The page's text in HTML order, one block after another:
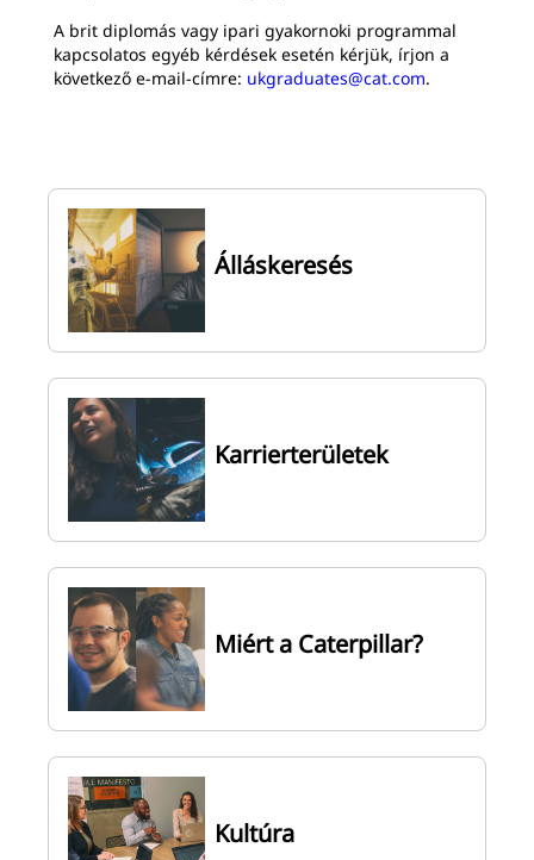
A brit diplomás vagy ipari gyakornoki programmal
kapcsolatos egyéb kérdések esetén kérjük, írjon a
következő e-mail-címre: ukgraduates@cat.com.
Álláskeresés
Karrierterületek
Miért a Caterpillar?
Kultúra